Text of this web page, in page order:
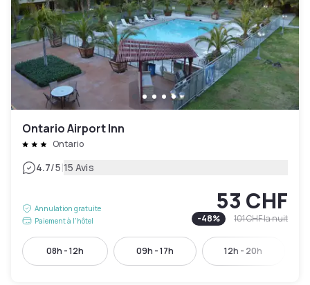
Ontario Airport Inn
Ontario
4.7/5|15 Avis
Annulation gratuite
Paiement à l'hôtel
53 CHF
-48% 101 CHFla nuit
08h - 12h 09h - 17h 12h - 20h